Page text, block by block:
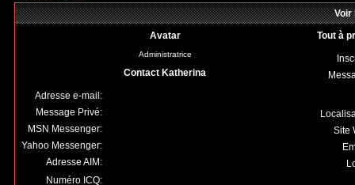
Voir
Avatar
Tout à
Administratrice
Site
Contact Katherina
Adresse e-mail:
Message Privé:
MSN Messenger:
Yahoo Messenger:
Adresse AIM:
Numéro ICQ: